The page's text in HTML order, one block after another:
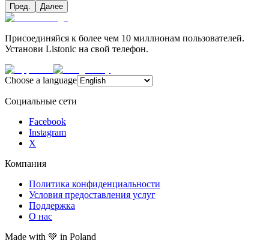
Пред. Далее
Присоединяйся к более чем 10 миллионам пользователей.
Установи Listonic на свой телефон.
Choose a language
Социальные сети
Facebook
Instagram
X
Компания
Политика конфиденциальности
Условия предоставления услуг
Поддержка
О нас
Made with 💚 in Poland